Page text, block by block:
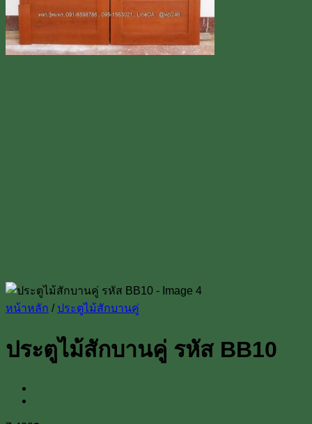
หน้าหลัก / ประตูไม้สักบานคู่
ประตูไม้สักบานคู่ รหัส BB10